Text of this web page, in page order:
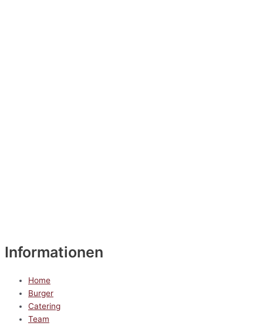
Informationen
Home
Burger
Catering
Team